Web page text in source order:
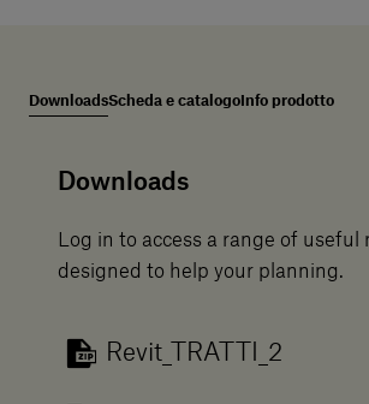
DownloadsScheda e catalogo Info prodotto
Downloads
Log in to access a range of useful
designed to help your planning.
Revit_TRATTI_2